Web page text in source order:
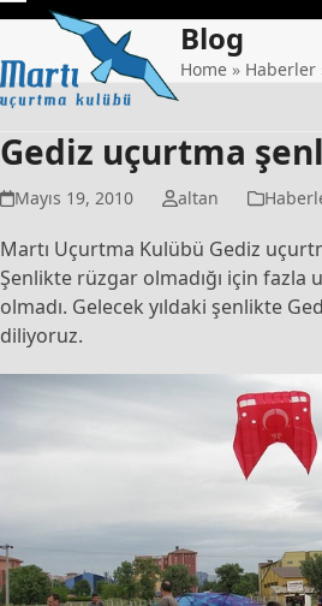
Skip
content
Open
mobile
menu
Close
mobile
menu
Blog
Home » Haberler
Gediz uçurtma
Mayıs 19, 2010 altan
Martı Uçurtma Kulübü Gediz
Şenlikte rüzgar olmadığı için fazla
olmadı. Gelecek yıldaki şenlikte
diliyoruz.